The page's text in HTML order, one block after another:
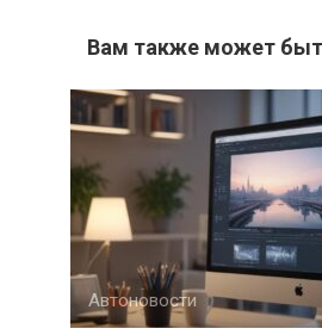
Вам также может
Автоновости